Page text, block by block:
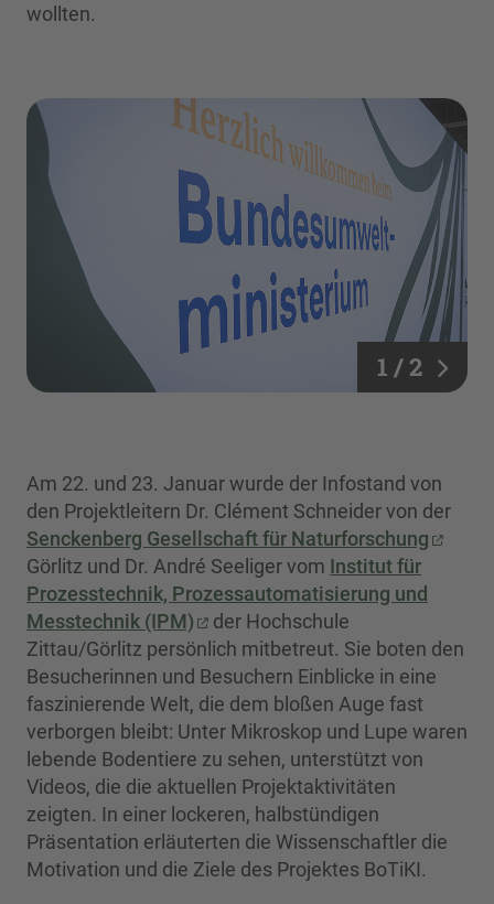
wollten.
1 / 2
Am 22. und 23. Januar wurde der Infostand von
den Projektleitern Dr. Clément Schneider von der
Senckenberg Gesellschaft für Naturforschung
Görlitz und Dr. André Seeliger vom Institut für
Prozesstechnik, Prozessautomatisierung und
Messtechnik (IPM)
der Hochschule
Zittau/Görlitz persönlich mitbetreut. Sie boten den
Besucherinnen und Besuchern Einblicke in eine
faszinierende Welt, die dem bloßen Auge fast
verborgen bleibt: Unter Mikroskop und Lupe waren
lebende Bodentiere zu sehen, unterstützt von
Videos, die die aktuellen Projektaktivitäten
zeigten. In einer lockeren, halbstündigen
Präsentation erläuterten die Wissenschaftler die
Motivation und die Ziele des Projektes BoTiKI.